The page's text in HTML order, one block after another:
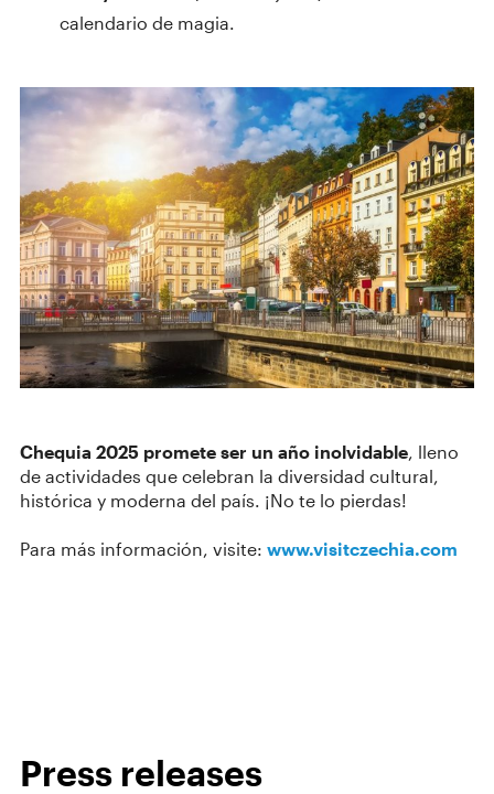
calendario de magia.
Chequia 2025 promete ser un año inolvidable , lleno
de actividades que celebran la diversidad cultural,
histórica y moderna del país. ¡No te lo pierdas!
Para más información, visite: www.visitczechia.com
Press releases